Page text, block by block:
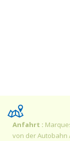
Anfahrt :
von der Autobahn